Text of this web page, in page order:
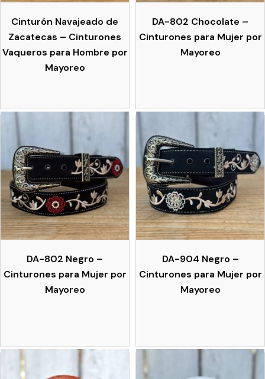
Cinturón Navajeado de
Zacatecas – Cinturones
Vaqueros para Hombre por
Mayoreo
DA-802 Chocolate –
Cinturones para Mujer por
Mayoreo
DA-802 Negro –
Cinturones para Mujer por
Mayoreo
DA-904 Negro –
Cinturones para Mujer por
Mayoreo